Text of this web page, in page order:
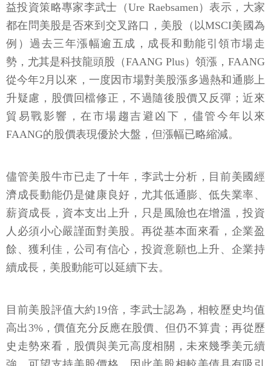
益投資策略專家李武士（Ure Raebsamen）表示，大家
都在問美股是否來到交叉路口，美股（以MSCI美國為
例）過去三年漲幅逾五成，成長和動能引領市場走
勢，尤其是科技龍頭股（FAANG Plus）領漲，FAANG
從今年2月以來，一度因市場對美股漲多過熱和通膨上
升疑慮，股價回檔修正，不過隨後股價又反彈；近來
貿易戰影響，在市場趨吉避凶下，儘管今年以來
FAANG的股價表現優於大盤，但漲幅已略縮減。
儘管美股牛市已走了十年，李武士分析，目前美國經
濟成長動能仍是健康良好，尤其低通膨、低失業率、
薪資成長，資本支出上升，只是風險也在增溫，投資
人必須小心嚴謹面對美股。再從基本面來看，企業盈
餘、獲利佳，公司有信心，投資意願也上升、企業持
續成長，美股動能可以延續下去。
目前美股評值大約19倍，李武士認為，相較歷史均值
高出3%，價值充分反應在股價、但仍不算貴；再從歷
史走勢來看，股價與美元高度相關，未來幾季美元續